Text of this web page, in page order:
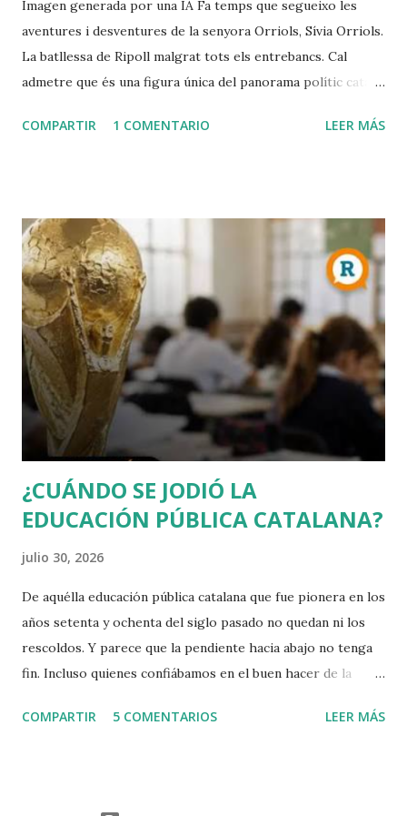
Imagen generada por una IA Fa temps que segueixo les
aventures i desventures de la senyora Orriols, Sívia Orriols.
La batllessa de Ripoll malgrat tots els entrebancs. Cal
admetre que és una figura única del panorama polític català,
sistema, completament fora del relat oficial que
floritura poètica i per l'adjectiu inesperat. Parla amb un to
seriós molt proper a la ira, com si en qualsevol moment
anés a explotar. Llenguatge duríssim i immisericorde
contra allò que combat: la mesquinesa dels partits i,
especialment, el perill de la pèrdua d'identitat cultural
catalana enfront de les onades immigrades. En aquest
sentit, tan sols seria una versió patriòtica de Vox, amb qui
diu compartir gran part del programa exceptuant la
qüestió catalana. Orriols irr...
COMPARTIR 1 COMENTARIO LEER MÁS
¿CUÁNDO SE JODIÓ LA
EDUCACIÓN PÚBLICA CATALANA?
julio 30, 2026
De aquélla educación pública catalana que fue pionera en los
años setenta y ochenta del siglo pasado no quedan ni los
rescoldos. Y parece que la pendiente hacia abajo no tenga
fin. Incluso quienes confiábamos en el buen hacer de la
Apesadumbrados y tristes no solo por las escasas mejoras
COMPARTIR 5 COMENTARIOS LEER MÁS